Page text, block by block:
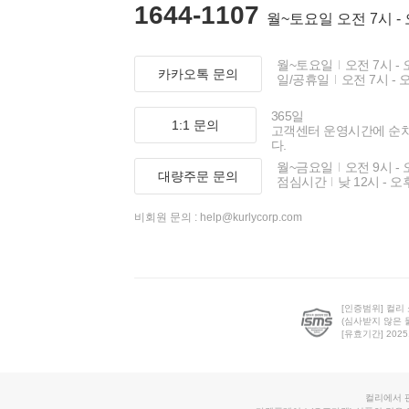
1644-1107 월~토요일 오전 7시 -
카카오톡 문의
월~토요일
오전 7시 -
일/공휴일
오전 7시 -
1:1 문의
365일
고객센터 운영시간에 순
다.
대량주문 문의
월~금요일
오전 9시 -
점심시간
낮 12시 - 오
비회원 문의 : help@kurlycorp.com
[인증범위] 컬리
(심사받지 않은
[유효기간]
컬리에서